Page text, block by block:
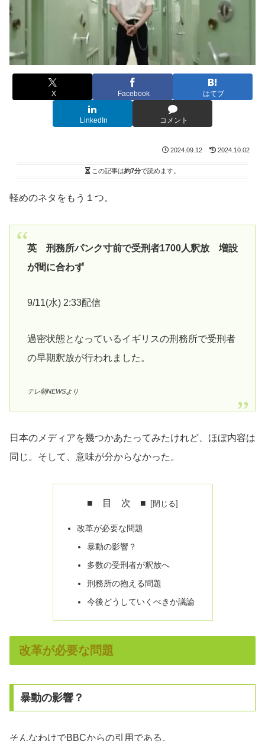
X Facebook はてブ
LinkedIn コメント
2024.09.12 2024.10.02
この記事は約7分で読めます。
軽めのネタをもう１つ。
英 刑務所パンク寸前で受刑者1700人釈放 増設
が間に合わず
9/11(水) 2:33配信
過密状態となっているイギリスの刑務所で受刑者
の早期釈放が行われました。
テレ朝NEWSより
日本のメディアを幾つかあたってみたけれど、ほぼ内容は
同じ。そして、意味が分からなかった。
■ 目 次 ■
改革が必要な問題
暴動の影響？
多数の受刑者が釈放へ
刑務所の抱える問題
今後どうしていくべきか議論
改革が必要な問題
暴動の影響？
そんなわけでBBCからの引用である。